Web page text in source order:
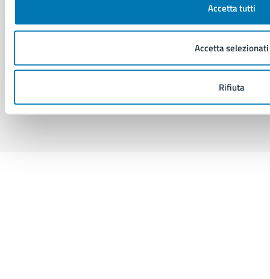
Accetta tutti
Accetta selezionati
Rifiuta
Facebook
X YouTubeInstagramLinkedInTelegramWhatsApp
Sito di archivio Crediti Mappa del sito